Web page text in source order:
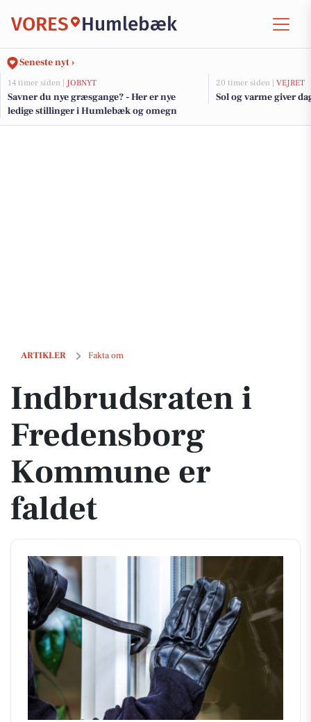
VORES Humlebæk
Seneste nyt ›
14 timer siden | JOBNYT
Savner du nye græsgange? - Her er nye
ledige stillinger i Humlebæk og omegn
20 timer siden | VEJRET
Sol og varme giver
ARTIKLER Fakta om
Indbrudsraten i Fredensborg Kommune er faldet
Indbrudsraten i
Fredensborg
Kommune er
faldet